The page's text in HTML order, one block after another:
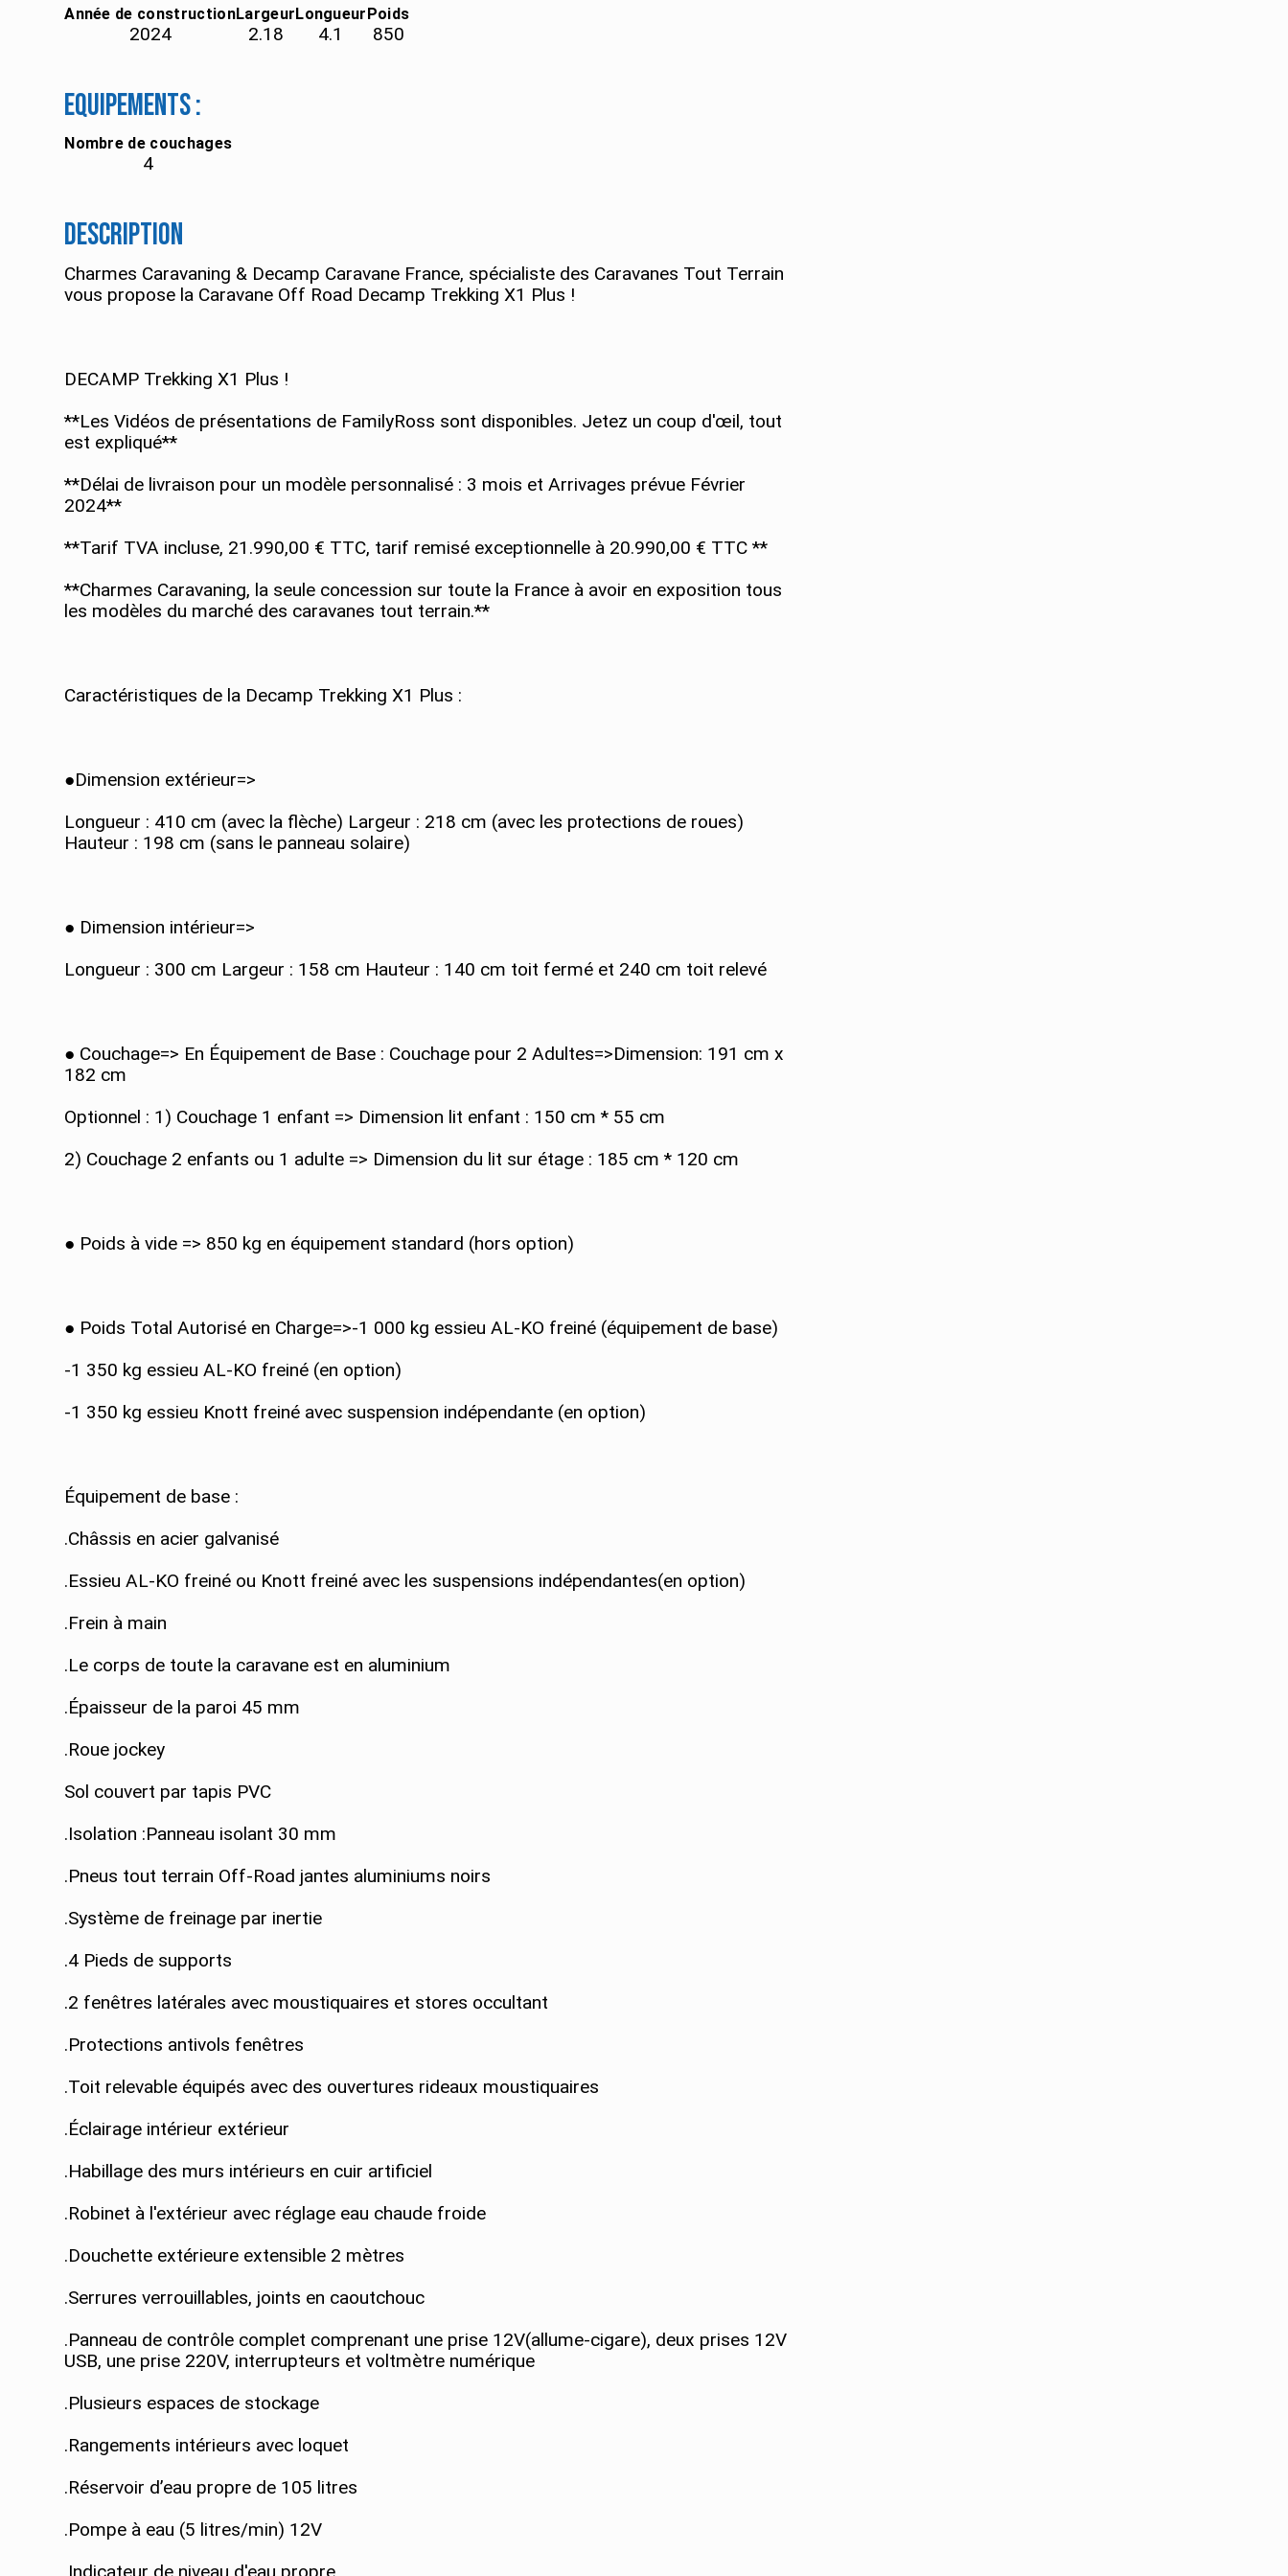
Année de construction
2024
Largeur
2.18
Longueur
4.1
Poids
850
Equipements :
Nombre de couchages
4
Description
Charmes Caravaning & Decamp Caravane France, spécialiste des Caravanes Tout Terrain
vous propose la Caravane Off Road Decamp Trekking X1 Plus !
DECAMP Trekking X1 Plus !
**Les Vidéos de présentations de FamilyRoss sont disponibles. Jetez un coup d'œil, tout
est expliqué**
**Délai de livraison pour un modèle personnalisé : 3 mois et Arrivages prévue Février
2024**
**Tarif TVA incluse, 21.990,00 € TTC, tarif remisé exceptionnelle à 20.990,00 € TTC **
**Charmes Caravaning, la seule concession sur toute la France à avoir en exposition tous
les modèles du marché des caravanes tout terrain.**
Caractéristiques de la Decamp Trekking X1 Plus :
●Dimension extérieur=>
Longueur : 410 cm (avec la flèche) Largeur : 218 cm (avec les protections de roues)
Hauteur : 198 cm (sans le panneau solaire)
● Dimension intérieur=>
Longueur : 300 cm Largeur : 158 cm Hauteur : 140 cm toit fermé et 240 cm toit relevé
● Couchage=> En Équipement de Base : Couchage pour 2 Adultes=>Dimension: 191 cm x
182 cm
Optionnel : 1) Couchage 1 enfant => Dimension lit enfant : 150 cm * 55 cm
2) Couchage 2 enfants ou 1 adulte => Dimension du lit sur étage : 185 cm * 120 cm
● Poids à vide => 850 kg en équipement standard (hors option)
● Poids Total Autorisé en Charge=>-1 000 kg essieu AL-KO freiné (équipement de base)
-1 350 kg essieu AL-KO freiné (en option)
-1 350 kg essieu Knott freiné avec suspension indépendante (en option)
Équipement de base :
.Châssis en acier galvanisé
.Essieu AL-KO freiné ou Knott freiné avec les suspensions indépendantes(en option)
.Frein à main
.Le corps de toute la caravane est en aluminium
.Épaisseur de la paroi 45 mm
.Roue jockey
Sol couvert par tapis PVC
.Isolation :Panneau isolant 30 mm
.Pneus tout terrain Off-Road jantes aluminiums noirs
.Système de freinage par inertie
.4 Pieds de supports
.2 fenêtres latérales avec moustiquaires et stores occultant
.Protections antivols fenêtres
.Toit relevable équipés avec des ouvertures rideaux moustiquaires
.Éclairage intérieur extérieur
.Habillage des murs intérieurs en cuir artificiel
.Robinet à l'extérieur avec réglage eau chaude froide
.Douchette extérieure extensible 2 mètres
.Serrures verrouillables, joints en caoutchouc
.Panneau de contrôle complet comprenant une prise 12V(allume-cigare), deux prises 12V
USB, une prise 220V, interrupteurs et voltmètre numérique
.Plusieurs espaces de stockage
.Rangements intérieurs avec loquet
.Réservoir d’eau propre de 105 litres
.Pompe à eau (5 litres/min) 12V